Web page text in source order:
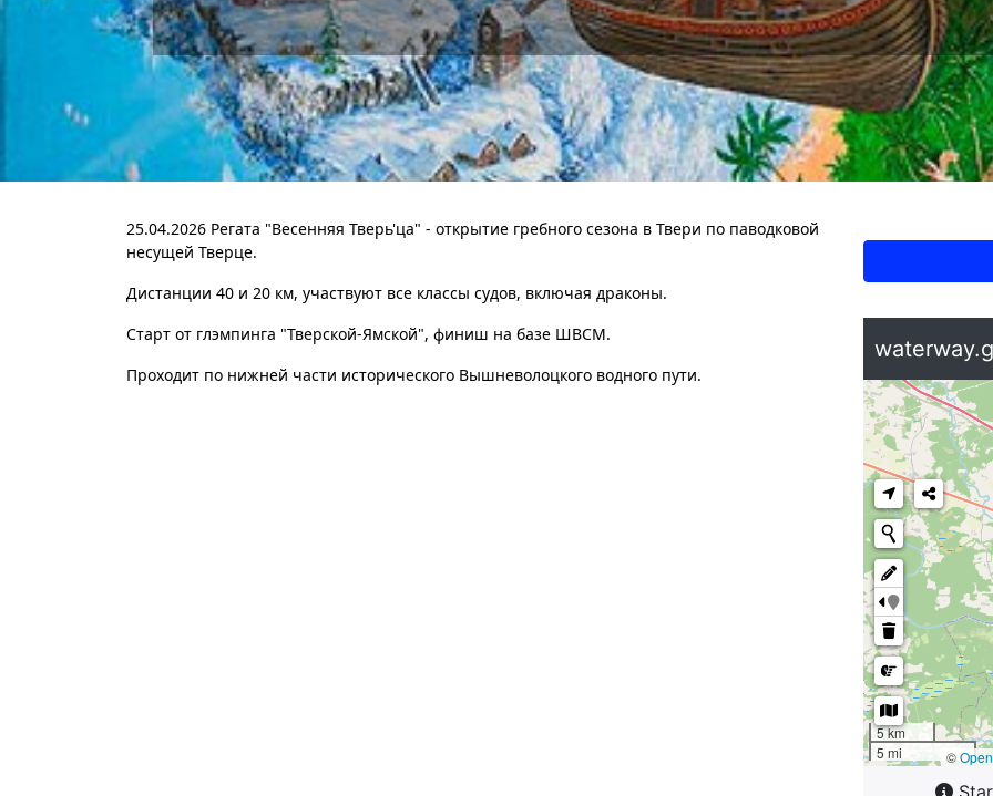
25.04.2026 Регата "Весенняя Тверь'ца" - открытие гребного сезона в Твери по паводковой
несущей Тверце.
Дистанции 40 и 20 км, участвуют все классы судов, включая драконы.
Старт от глэмпинга "Тверской-Ямской", финиш на базе ШВСМ.
Проходит по нижней части исторического Вышневолоцкого водного пути.